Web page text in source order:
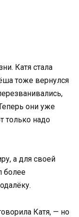
Катя стала
тоже вернулся
они уже
только надо
а для своей
более
Катя, — но